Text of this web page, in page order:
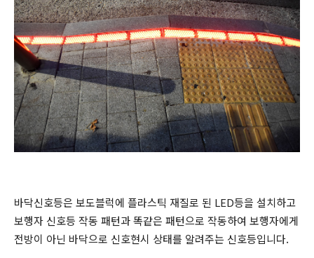
바닥신호등은 보도블럭에 플라스틱 재질로 된 LED등을 설치하고
보행자 신호등 작동 패턴과 똑같은 패턴으로 작동하여 보행자에게
전방이 아닌 바닥으로 신호현시 상태를 알려주는 신호등입니다.